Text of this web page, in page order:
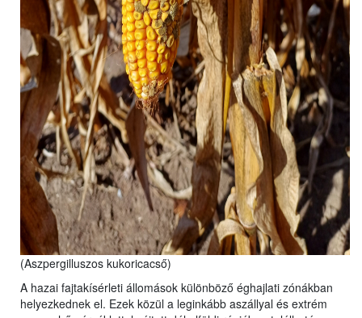
(Aszpergilluszos kukoricacső)
A hazai fajtakísérleti állomások különböző éghajlati zónákban
helyezkednek el. Ezek közül a leginkább aszállyal és extrém